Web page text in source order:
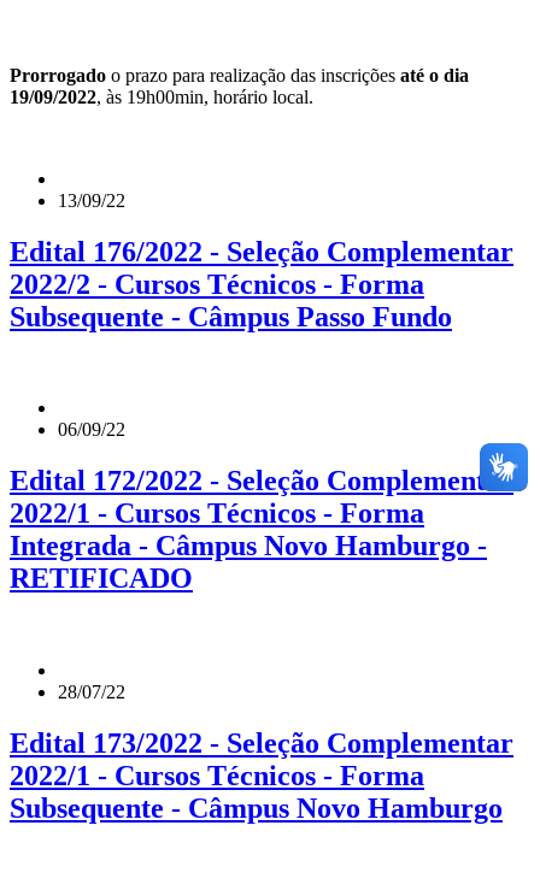
Prorrogado o prazo para realização das inscrições até o dia
19/09/2022, às 19h00min, horário local.
13/09/22
Edital 176/2022 - Seleção Complementar
2022/2 - Cursos Técnicos - Forma
Subsequente - Câmpus Passo Fundo
06/09/22
Edital 172/2022 - Seleção Complementar
2022/1 - Cursos Técnicos - Forma
Integrada - Câmpus Novo Hamburgo -
RETIFICADO
28/07/22
Edital 173/2022 - Seleção Complementar
2022/1 - Cursos Técnicos - Forma
Subsequente - Câmpus Novo Hamburgo